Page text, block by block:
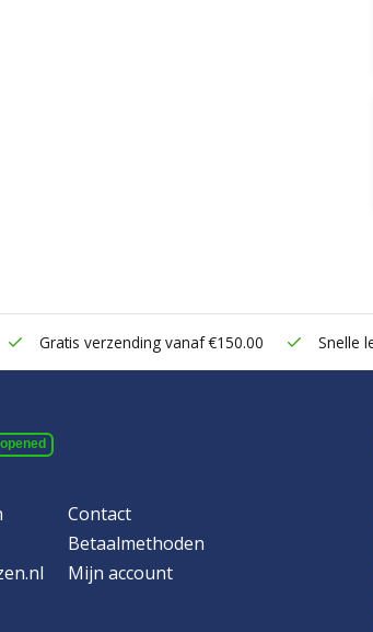
Gratis verzending vanaf €150.00 Snelle
Contact
Betaalmethoden
Mijn account